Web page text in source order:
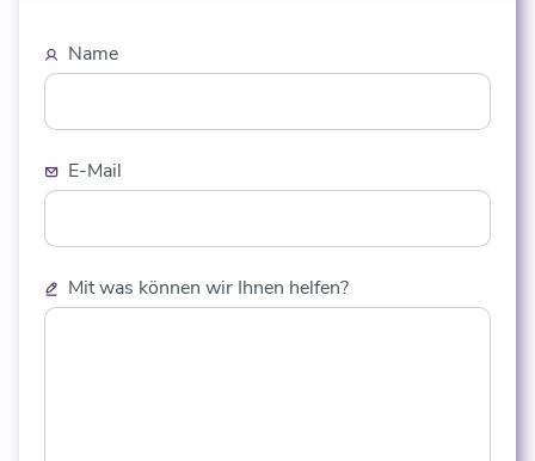
Name
E-Mail
Mit was können wir Ihnen helfen?